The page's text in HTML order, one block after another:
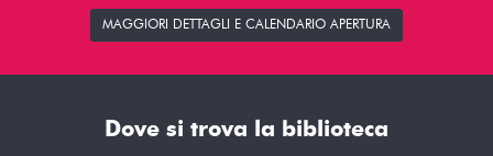
MAGGIORI DETTAGLI E CALENDARIO APERTURA
Dove si trova la biblioteca